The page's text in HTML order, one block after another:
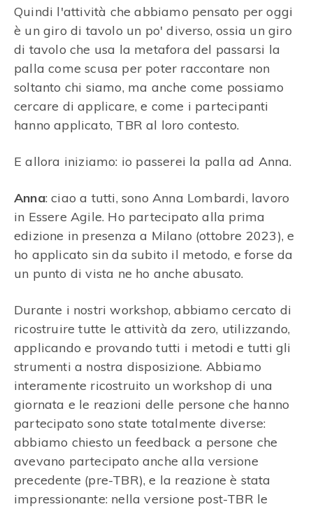
Quindi l'attività che abbiamo pensato per oggi
è un giro di tavolo un po' diverso, ossia un giro
di tavolo che usa la metafora del passarsi la
palla come scusa per poter raccontare non
soltanto chi siamo, ma anche come possiamo
cercare di applicare, e come i partecipanti
hanno applicato, TBR al loro contesto.
E allora iniziamo: io passerei la palla ad Anna.
Anna: ciao a tutti, sono Anna Lombardi, lavoro
in Essere Agile. Ho partecipato alla prima
edizione in presenza a Milano (ottobre 2023), e
ho applicato sin da subito il metodo, e forse da
un punto di vista ne ho anche abusato.
Durante i nostri workshop, abbiamo cercato di
ricostruire tutte le attività da zero, utilizzando,
applicando e provando tutti i metodi e tutti gli
strumenti a nostra disposizione. Abbiamo
interamente ricostruito un workshop di una
giornata e le reazioni delle persone che hanno
partecipato sono state totalmente diverse:
abbiamo chiesto un feedback a persone che
avevano partecipato anche alla versione
precedente (pre-TBR), e la reazione è stata
impressionante: nella versione post-TBR le